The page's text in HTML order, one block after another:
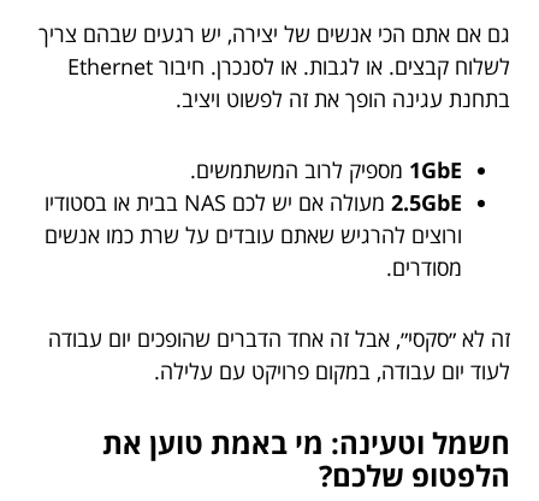
גם אם אתם הכי אנשים של יצירה, יש רגעים שבהם צריך
לשלוח קבצים. או לגבות. או לסנכרן. חיבור Ethernet
בתחנת עגינה הופך את זה לפשוט ויציב.
1GbE מספיק לרוב המשתמשים.
2.5GbE
מעולה אם יש לכם NAS בבית או בסטודיו
ורוצים להרגיש שאתם עובדים על שרת כמו אנשים
מסודרים.
זה לא ״סקסי״, אבל זה אחד הדברים שהופכים יום עבודה
לעוד יום עבודה, במקום פרויקט עם עלילה.
חשמל וטעינה: מי באמת טוען את
הלפטופ שלכם?